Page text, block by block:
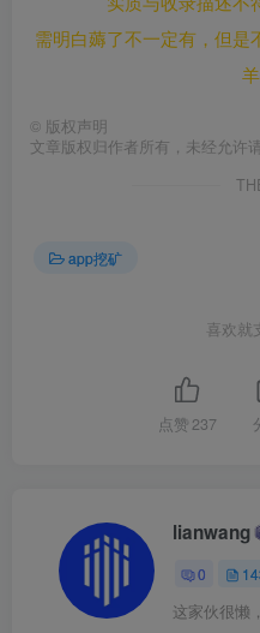
需明白薅了不一定有，但
© 版权声明
文章版权归作者所有，未经允许请
app挖矿
喜欢就
点赞 237
lianwang
0
这家伙很懒